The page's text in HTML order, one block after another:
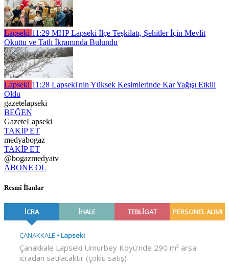
Lapseki 11:29 MHP Lapseki İlçe Teşkilatı, Şehitler İçin Mevlit
Okuttu ve Tatlı İkramında Bulundu
Lapseki 11:28 Lapseki'nin Yüksek Kesimlerinde Kar Yağışı Etkili
Oldu
gazetelapseki
BEĞEN
GazeteLapseki
TAKİP ET
medyabogaz
TAKİP ET
@bogazmedyatv
ABONE OL
Resmî İlanlar